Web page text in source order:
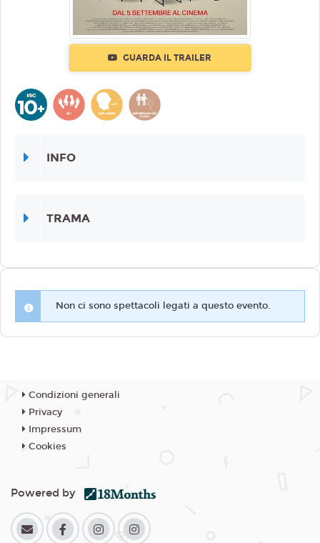
GUARDA IL TRAILER
INFO
TRAMA
Non ci sono spettacoli legati a questo evento.
Condizioni generali
Privacy
Impressum
Cookies
Powered by